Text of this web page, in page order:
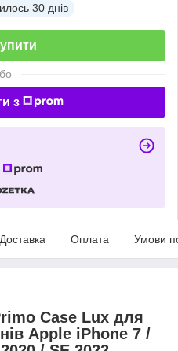
30 днів
з
Доставка Оплата Умови
Case Lux для
Apple iPhone 7 /